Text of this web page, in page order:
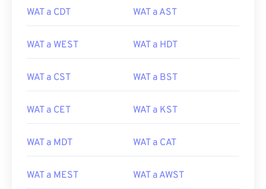
WAT a CDT WAT a AST
WAT a WEST WAT a HDT
WAT a CST WAT a BST
WAT a CET WAT a KST
WAT a MDT WAT a CAT
WAT a MEST WAT a AWST